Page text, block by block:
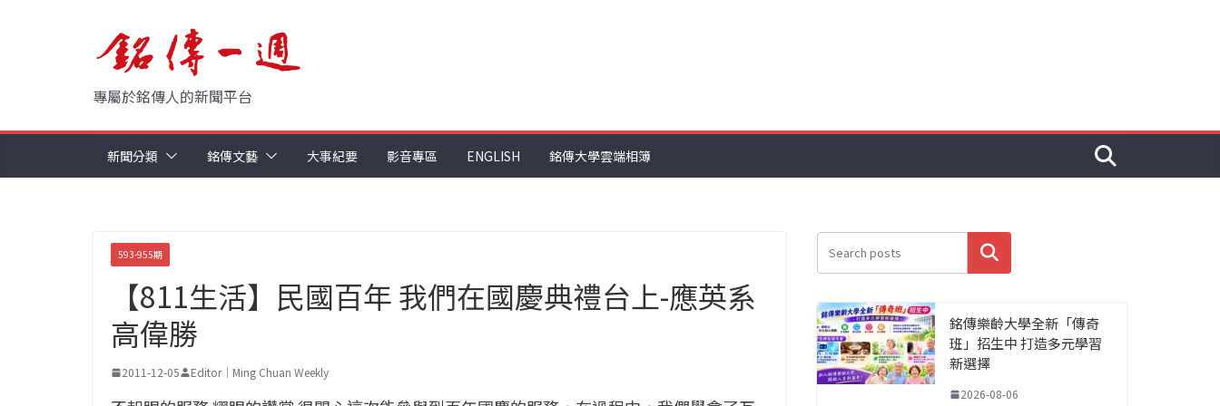
專屬於銘傳人的新聞平台
新聞分類 銘傳文藝 大事紀要 影音專區 ENGLISH 銘傳大學雲端相簿
593-955期
【811生活】民國百年 我們在國慶典禮台上-應英系
高偉勝
2011-12-05 Editor｜Ming Chuan Weekly
搜尋
銘傳樂齡大學全新「傳奇
班」招生中 打造多元學習
新選擇
2026-08-06